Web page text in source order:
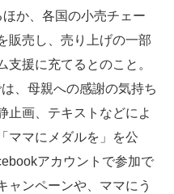
か、各国の小売チェー
販売し、売り上げの一部
支援に充てるとのこと。
、母親への感謝の気持ち
止画、テキストなどによ
ママにメダルを」を公
アカウントで参加で
ャンペーンや、ママにう